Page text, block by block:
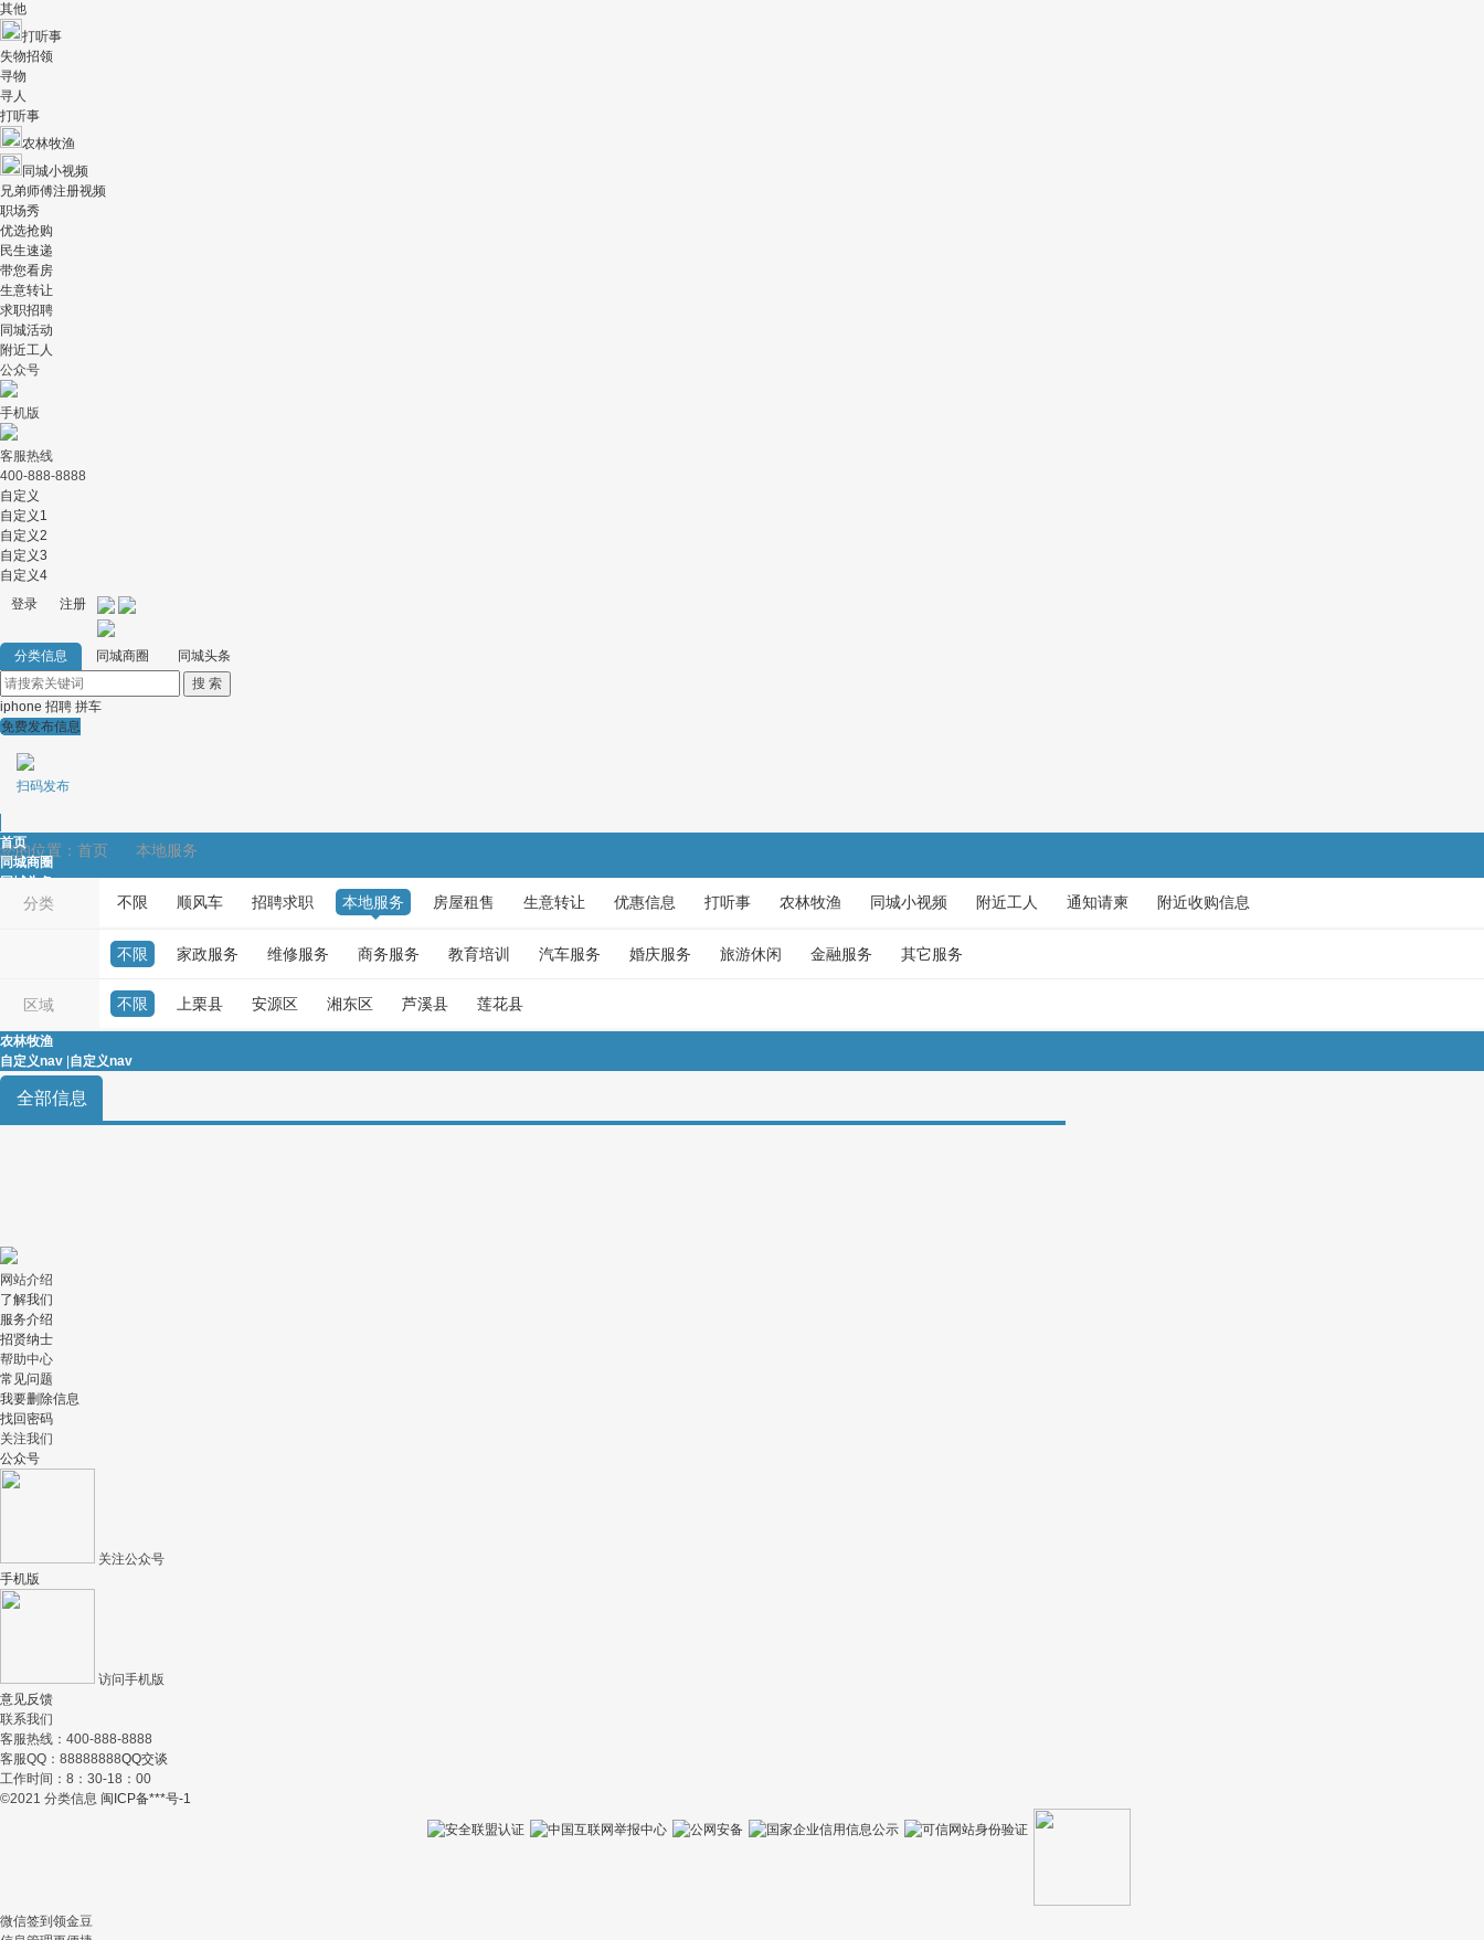
其他
打听事
失物招领
寻物
寻人
打听事
农林牧渔
同城小视频
兄弟师傅注册视频
职场秀
优选抢购
民生速递
带您看房
生意转让
求职招聘
同城活动
附近工人
公众号
手机版
客服热线
400-888-8888
自定义
自定义1
自定义2
自定义3
自定义4
登录
注册
分类信息 同城商圈 同城头条
iphone 招聘 拼车
免费发布信息
扫码发布
首页
同城商圈
同城头条
顺风车
优惠信息
农林牧渔
自定义nav 自定义nav
您的位置： 首页 本地服务
分类 不限 顺风车 招聘求职 本地服务 房屋租售 生意转让 优惠信息 打听事 农林牧渔 同城小视频 附近工人 通知请柬 附近收购信息
不限 家政服务 维修服务 商务服务 教育培训 汽车服务 婚庆服务 旅游休闲 金融服务 其它服务
区域 不限 上栗县 安源区 湘东区 芦溪县 莲花县
全部信息
网站介绍
了解我们
服务介绍
招贤纳士
帮助中心
常见问题
我要删除信息
找回密码
关注我们
公众号
关注公众号
手机版
访问手机版
意见反馈
联系我们
客服热线：400-888-8888
客服QQ：88888888QQ交谈
工作时间：8：30-18：00
©2021 分类信息 闽ICP备***号-1
微信签到领金豆